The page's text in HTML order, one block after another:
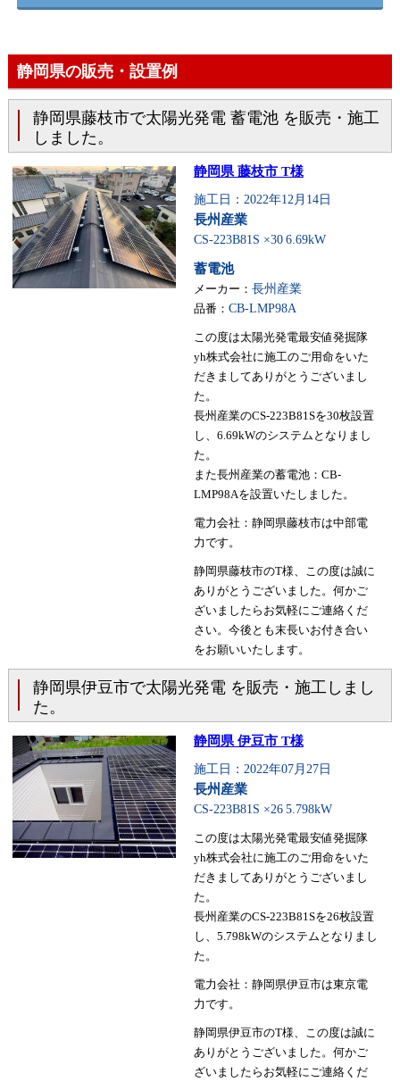
静岡県の販売・設置例
静岡県藤枝市で太陽光発電 蓄電池 を販売・施工
しました。
静岡県 藤枝市 T様
施工日：2022年12月14日
長州産業
CS-223B81S ×30 6.69kW
蓄電池
メーカー： 長州産業
品番： CB-LMP98A
この度は太陽光発電最安値発掘隊
yh株式会社に施工のご用命をいた
だきましてありがとうございまし
た。
長州産業のCS-223B81Sを30枚設置
し、6.69kWのシステムとなりまし
た。
また長州産業の蓄電池：CB-
LMP98Aを設置いたしました。
電力会社：静岡県藤枝市は中部電
力です。
静岡県藤枝市のT様、この度は誠に
ありがとうございました。何かご
ざいましたらお気軽にご連絡くだ
さい。今後とも末長いお付き合い
をお願いいたします。
静岡県伊豆市で太陽光発電 を販売・施工しまし
た。
静岡県 伊豆市 T様
施工日：2022年07月27日
長州産業
CS-223B81S ×26 5.798kW
この度は太陽光発電最安値発掘隊
yh株式会社に施工のご用命をいた
だきましてありがとうございまし
た。
長州産業のCS-223B81Sを26枚設置
し、5.798kWのシステムとなりまし
た。
電力会社：静岡県伊豆市は東京電
力です。
静岡県伊豆市のT様、この度は誠に
ありがとうございました。何かご
ざいましたらお気軽にご連絡くだ